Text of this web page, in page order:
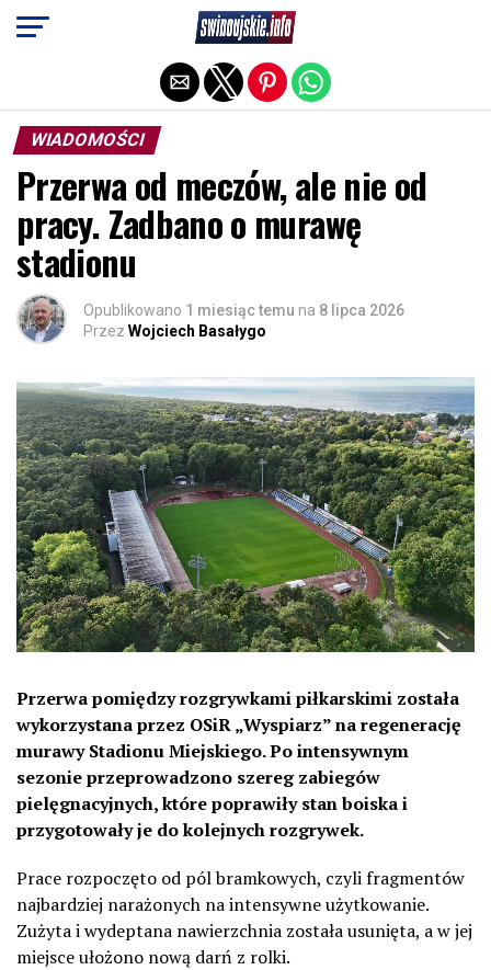
WIADOMOŚCI
Przerwa od meczów, ale nie od
pracy. Zadbano o murawę
stadionu
Opublikowano 1 miesiąc temu na 8 lipca 2026
Przez Wojciech Basałygo
Przerwa pomiędzy rozgrywkami piłkarskimi została
wykorzystana przez OSiR „Wyspiarz” na regenerację
murawy Stadionu Miejskiego. Po intensywnym
sezonie przeprowadzono szereg zabiegów
pielęgnacyjnych, które poprawiły stan boiska i
przygotowały je do kolejnych rozgrywek.
Prace rozpoczęto od pól bramkowych, czyli fragmentów
najbardziej narażonych na intensywne użytkowanie.
Zużyta i wydeptana nawierzchnia została usunięta, a w jej
miejsce ułożono nową darń z rolki.
Exit mobile version